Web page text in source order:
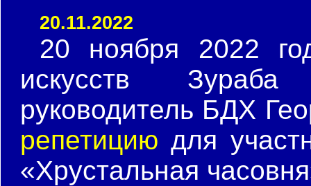
20.11.2022
20 ноября 2022
искусств Зураба
руководитель БДХ
репетицию для
«Хрустальная